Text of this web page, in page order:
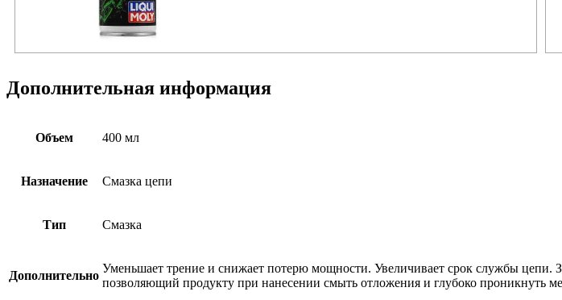
Дополнительная информация
Объем 400 мл
Назначение Cмазка цепи
Тип Смазка
Дополнительно
Уменьшает трение и снижает потерю мощности. Увеличивает срок службы цепи.
позволяющий продукту при нанесении смыть отложения и глубоко проникнуть